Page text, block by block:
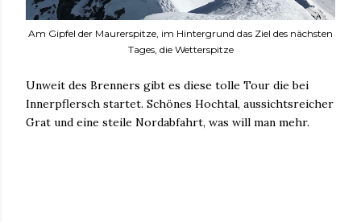
Am Gipfel der Maurerspitze, im Hintergrund das Ziel des nächsten
Tages, die Wetterspitze
Unweit des Brenners gibt es diese tolle Tour die bei
Innerpflersch startet. Schönes Hochtal, aussichtsreicher
Grat und eine steile Nordabfahrt, was will man mehr.